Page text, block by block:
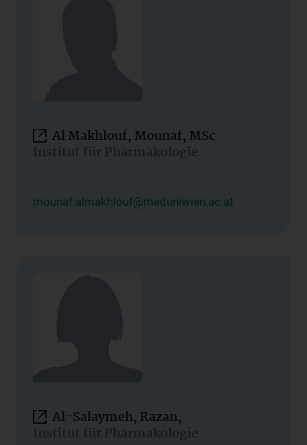
Al Makhlouf, Mounaf, MSc
Institut für Pharmakologie
mounaf.almakhlouf@meduniwien.ac.at
Al-Salaymeh, Razan,
Institut für Pharmakologie